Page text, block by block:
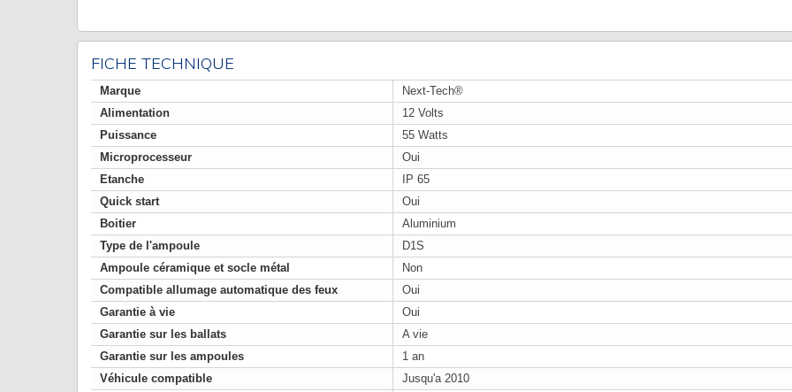
FICHE TECHNIQUE
Marque
Next-Tech®
Alimentation
12 Volts
Puissance
55 Watts
Microprocesseur
Oui
Etanche
IP 65
Quick start
Oui
Boitier
Aluminium
Type de l'ampoule
D1S
Ampoule céramique et socle métal
Non
Compatible allumage automatique des feux
Oui
Garantie à vie
Oui
Garantie sur les ballats
A vie
Garantie sur les ampoules
1 an
Véhicule compatible
Jusqu'a 2010